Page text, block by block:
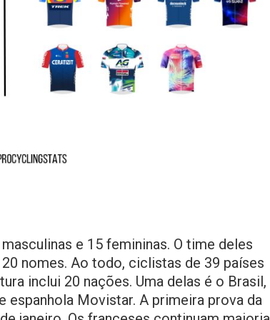
e 15 femininas. O time deles
nomes. Ao todo, ciclistas de 39 países
inclui 20 nações. Uma delas é o Brasil,
espanhola Movistar. A primeira prova da